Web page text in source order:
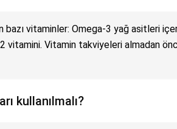
bazı vitaminler: Omega-3 yağ asitleri
vitamini. Vitamin takviyeleri almadan
kullanılmalı?